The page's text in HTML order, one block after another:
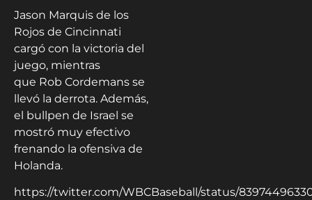
Jason Marquis de los
Rojos de Cincinnati
cargó con la victoria del
juego, mientras
que Rob Cordemans se
llevó la derrota. Además,
el bullpen de Israel se
mostró muy efectivo
frenando la ofensiva de
Holanda.
https://twitter.com/WBCBaseball/status/